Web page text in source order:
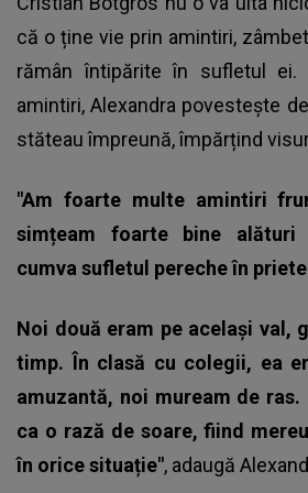
că o ține vie prin amintiri,
rămân întipărite în sufletul ei.
amintiri, Alexandra povestește
stăteau împreună, împărțind
"Am foarte multe amintiri
simțeam foarte bine alături
cumva sufletul pereche în
Noi două eram pe același val,
timp. În clasă cu colegii, ea
amuzantă, noi muream de
ca o rază de soare, fiind
în orice situație", adaugă